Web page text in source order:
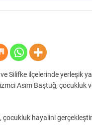
Silifke ilçelerinde yerleşik
Asım Baştuğ,
hayalini